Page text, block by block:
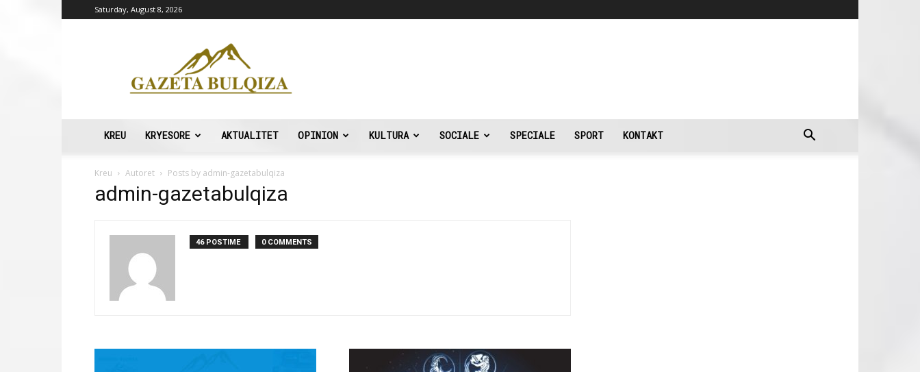
Saturday, August 8, 2026
Gazeta
Bulqiza
KREU KRYESORE AKTUALITET OPINION KULTURA SOCIALE SPECIALE SPORT KONTAKT
Kreu Autoret Posts by admin-gazetabulqiza
admin-gazetabulqiza
46 POSTIME 0 COMMENTS